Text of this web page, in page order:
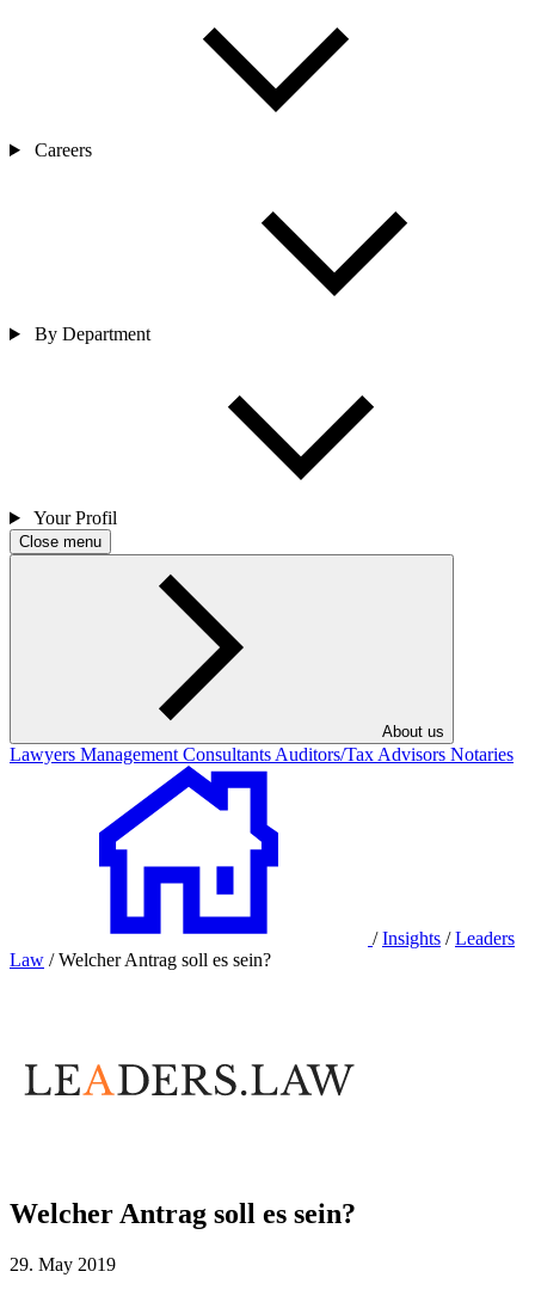
Careers
By Department
Your Profil
Close menu
About us
Lawyers Management Consultants Auditors/Tax Advisors Notaries
/ Insights / Leaders
Law / Welcher Antrag soll es sein?
Welcher Antrag soll es sein?
29. May 2019